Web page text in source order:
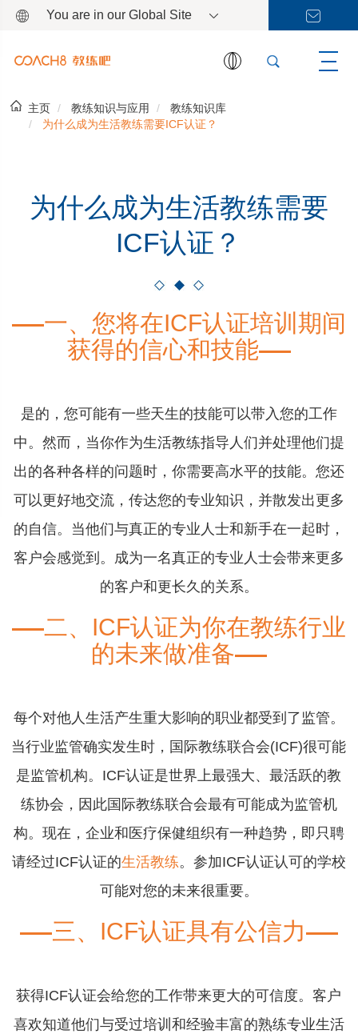
You are in our Global Site
主页 教练知识与应用
教练知识库
为什么成为生活教练需要ICF认证？
为什么成为生活教练需要
ICF认证？
一、您将在ICF认证培训期间
获得的信心和技能
是的，您可能有一些天生的技能可以带入您的工作
中。然而，当你作为生活教练指导人们并处理他们提
出的各种各样的问题时，你需要高水平的技能。您还
可以更好地交流，传达您的专业知识，并散发出更多
的自信。当他们与真正的专业人士和新手在一起时，
客户会感觉到。成为一名真正的专业人士会带来更多
的客户和更长久的关系。
二、ICF认证为你在教练行业
的未来做准备
每个对他人生活产生重大影响的职业都受到了监管。
当行业监管确实发生时，国际教练联合会(ICF)很可能
是监管机构。ICF认证是世界上最强大、最活跃的教
练协会，因此国际教练联合会最有可能成为监管机
构。现在，企业和医疗保健组织有一种趋势，即只聘
请经过ICF认证的生活教练。参加ICF认证认可的学校
可能对您的未来很重要。
三、ICF认证具有公信力
获得ICF认证会给您的工作带来更大的可信度。客户
喜欢知道他们与受过培训和经验丰富的熟练专业生活